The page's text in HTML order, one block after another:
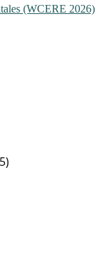
(WCERE 2026)